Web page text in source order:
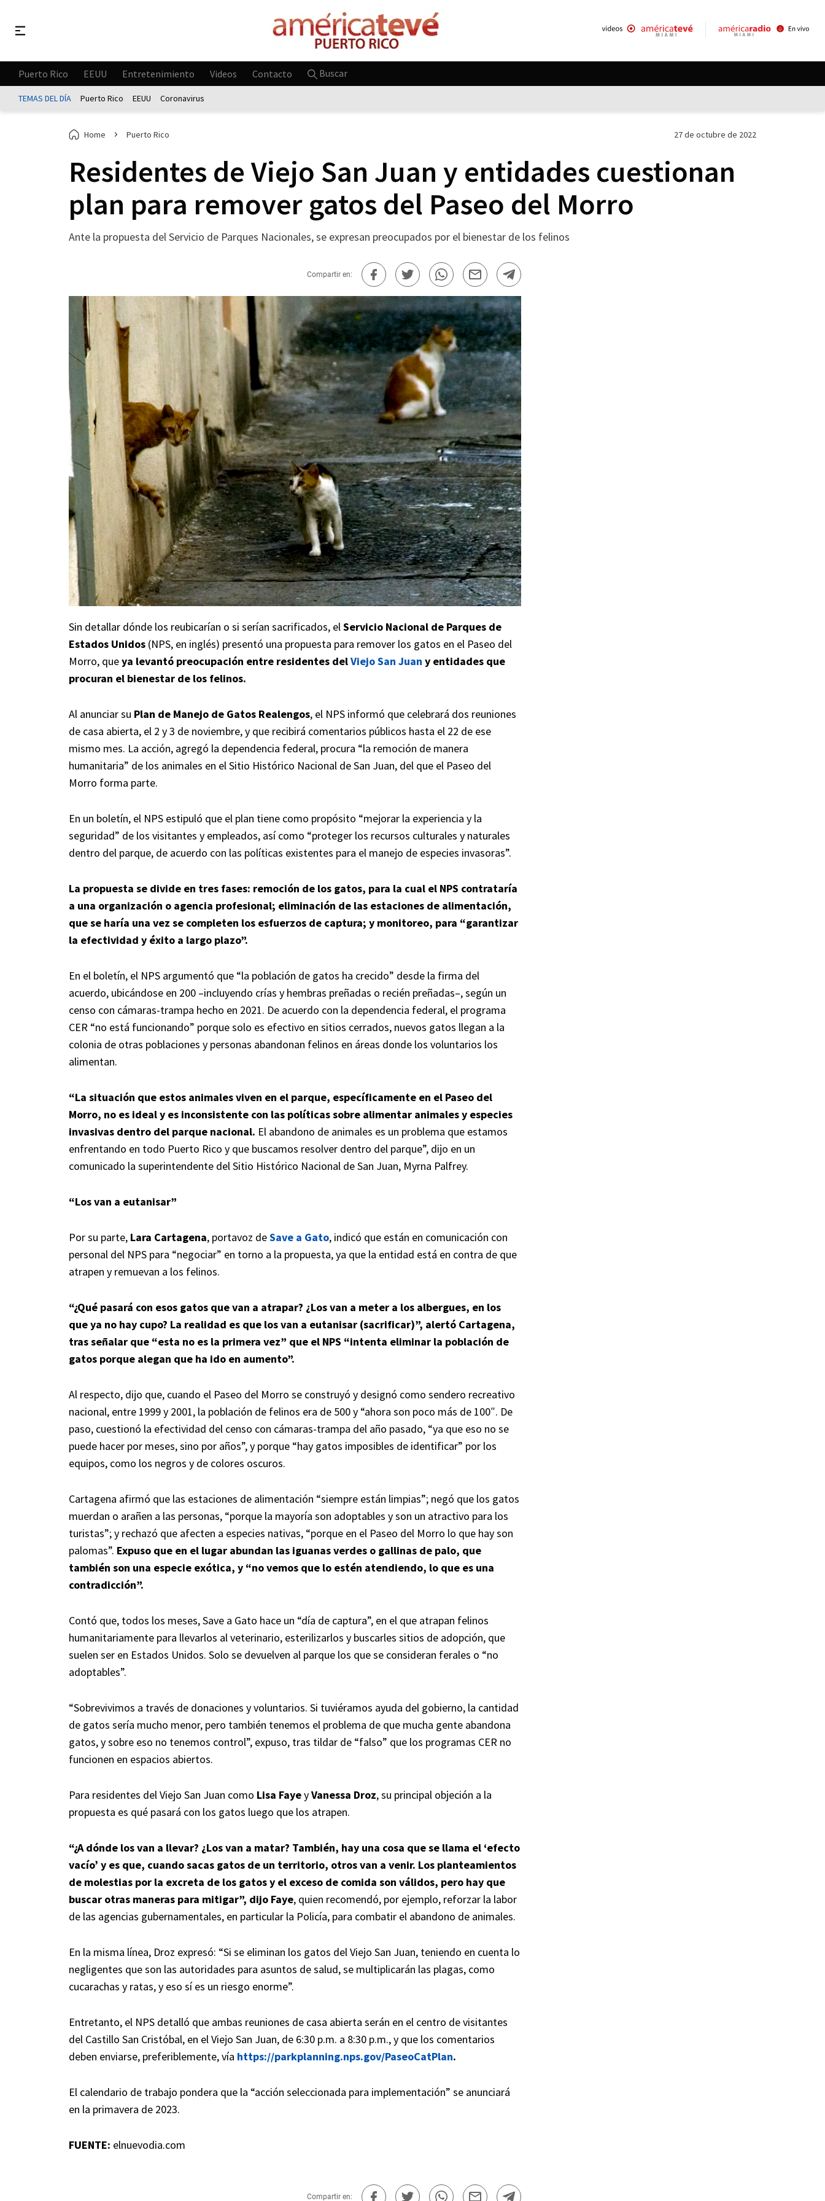
Puerto Rico EEUU Entretenimiento Videos Contacto Buscar
TEMAS DEL DÍA Puerto Rico EEUU Coronavirus
Home Puerto Rico 27 de octubre de 2022
Residentes de Viejo San Juan y entidades cuestionan
plan para remover gatos del Paseo del Morro
Ante la propuesta del Servicio de Parques Nacionales, se expresan preocupados por el bienestar de los felinos
Compartir en:
Sin detallar dónde los reubicarían o si serían sacrificados, elServicio Nacional de Parques de
Estados Unidos (NPS, en inglés) presentó una propuesta para remover los gatos en el Paseo del
Morro, queya levantó preocupación entre residentes delViejo San Juan y entidades que
procuran el bienestar de los felinos.
Al anunciar su Plan de Manejo de Gatos Realengos, el NPS informó que celebrará dos reuniones
de casa abierta, el 2 y 3 de noviembre, y que recibirá comentarios públicos hasta el 22 de ese
mismo mes. La acción, agregó la dependencia federal, procura “la remoción de manera
humanitaria” de los animales en el Sitio Histórico Nacional de San Juan, del que el Paseo del
Morro forma parte.
En un boletín, el NPS estipuló que el plan tiene como propósito “mejorar la experiencia y la
seguridad” de los visitantes y empleados, así como “proteger los recursos culturales y naturales
dentro del parque, de acuerdo con las políticas existentes para el manejo de especies invasoras”.
La propuesta se divide en tres fases: remoción de los gatos, para la cual el NPS contrataría
a una organización o agencia profesional; eliminación de las estaciones de alimentación,
que se haría una vez se completen los esfuerzos de captura; y monitoreo, para “garantizar
la efectividad y éxito a largo plazo”.
En el boletín, el NPS argumentó que “la población de gatos ha crecido” desde la firma del
acuerdo, ubicándose en 200 –incluyendo crías y hembras preñadas o recién preñadas–, según un
censo con cámaras-trampa hecho en 2021. De acuerdo con la dependencia federal, el programa
CER “no está funcionando” porque solo es efectivo en sitios cerrados, nuevos gatos llegan a la
colonia de otras poblaciones y personas abandonan felinos en áreas donde los voluntarios los
alimentan.
“La situación que estos animales viven en el parque, específicamente en el Paseo del
Morro, no es ideal y es inconsistente con las políticas sobre alimentar animales y especies
invasivas dentro del parque nacional. El abandono de animales es un problema que estamos
enfrentando en todo Puerto Rico y que buscamos resolver dentro del parque”, dijo en un
comunicado la superintendente del Sitio Histórico Nacional de San Juan, Myrna Palfrey.
“Los van a eutanisar”
Por su parte, Lara Cartagena, portavoz deSave a Gato, indicó que están en comunicación con
personal del NPS para “negociar” en torno a la propuesta, ya que la entidad está en contra de que
atrapen y remuevan a los felinos.
“¿Qué pasará con esos gatos que van a atrapar? ¿Los van a meter a los albergues, en los
que ya no hay cupo? La realidad es que los van a eutanisar (sacrificar)”, alertó Cartagena,
tras señalar que “esta no es la primera vez” que el NPS “intenta eliminar la población de
gatos porque alegan que ha ido en aumento”.
Al respecto, dijo que, cuando el Paseo del Morro se construyó y designó como sendero recreativo
nacional, entre 1999 y 2001, la población de felinos era de 500 y “ahora son poco más de 100″. De
paso, cuestionó la efectividad del censo con cámaras-trampa del año pasado, “ya que eso no se
puede hacer por meses, sino por años”, y porque “hay gatos imposibles de identificar” por los
equipos, como los negros y de colores oscuros.
Cartagena afirmó que las estaciones de alimentación “siempre están limpias”; negó que los gatos
muerdan o arañen a las personas, “porque la mayoría son adoptables y son un atractivo para los
turistas”; y rechazó que afecten a especies nativas, “porque en el Paseo del Morro lo que hay son
palomas”. Expuso que en el lugar abundan las iguanas verdes o gallinas de palo, que
también son una especie exótica, y “no vemos que lo estén atendiendo, lo que es una
contradicción”.
Contó que, todos los meses, Save a Gato hace un “día de captura”, en el que atrapan felinos
humanitariamente para llevarlos al veterinario, esterilizarlos y buscarles sitios de adopción, que
suelen ser en Estados Unidos. Solo se devuelven al parque los que se consideran ferales o “no
adoptables”.
“Sobrevivimos a través de donaciones y voluntarios. Si tuviéramos ayuda del gobierno, la cantidad
de gatos sería mucho menor, pero también tenemos el problema de que mucha gente abandona
gatos, y sobre eso no tenemos control”, expuso, tras tildar de “falso” que los programas CER no
funcionen en espacios abiertos.
Para residentes del Viejo San Juan como Lisa FayeyVanessa Droz, su principal objeción a la
propuesta es qué pasará con los gatos luego que los atrapen.
“¿A dónde los van a llevar? ¿Los van a matar? También, hay una cosa que se llama el ‘efecto
vacío’ y es que, cuando sacas gatos de un territorio, otros van a venir. Los planteamientos
de molestias por la excreta de los gatos y el exceso de comida son válidos, pero hay que
buscar otras maneras para mitigar”, dijo Faye, quien recomendó, por ejemplo, reforzar la labor
de las agencias gubernamentales, en particular la Policía, para combatir el abandono de animales.
En la misma línea, Droz expresó: “Si se eliminan los gatos del Viejo San Juan, teniendo en cuenta lo
negligentes que son las autoridades para asuntos de salud, se multiplicarán las plagas, como
cucarachas y ratas, y eso sí es un riesgo enorme”.
Entretanto, el NPS detalló que ambas reuniones de casa abierta serán en el centro de visitantes
del Castillo San Cristóbal, en el Viejo San Juan, de 6:30 p.m. a 8:30 p.m., y que los comentarios
deben enviarse, preferiblemente, vía https://parkplanning.nps.gov/PaseoCatPlan.
El calendario de trabajo pondera que la “acción seleccionada para implementación” se anunciará
en la primavera de 2023.
FUENTE: elnuevodia.com
Compartir en: